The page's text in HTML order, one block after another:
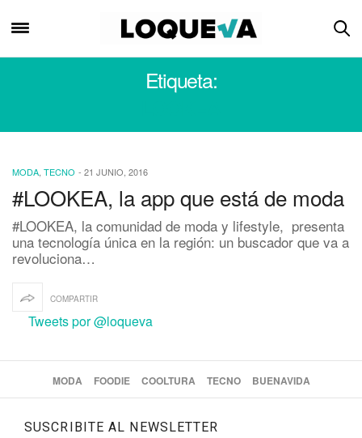
Etiqueta:
MODA TECNO - 21 JUNIO, 2016
#LOOKEA, la app que está de moda
#LOOKEA, la comunidad de moda y lifestyle, presenta
una tecnología única en la región: un buscador que va a
revoluciona…
COMPARTIR
Tweets por @loqueva
MODA FOODIE COOLTURA TECNO BUENAVIDA
SUSCRIBITE AL NEWSLETTER